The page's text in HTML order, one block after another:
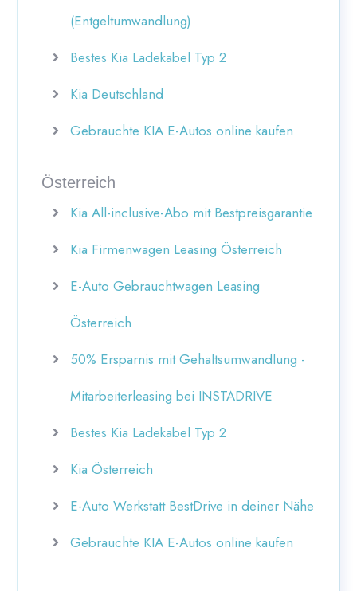
(Entgeltumwandlung)
Bestes Kia Ladekabel Typ 2
Kia Deutschland
Gebrauchte KIA E-Autos online kaufen
Österreich
Kia All-inclusive-Abo mit Bestpreisgarantie
Kia Firmenwagen Leasing Österreich
E-Auto Gebrauchtwagen Leasing
Österreich
50% Ersparnis mit Gehaltsumwandlung -
Mitarbeiterleasing bei INSTADRIVE
Bestes Kia Ladekabel Typ 2
Kia Österreich
E-Auto Werkstatt BestDrive in deiner Nähe
Gebrauchte KIA E-Autos online kaufen